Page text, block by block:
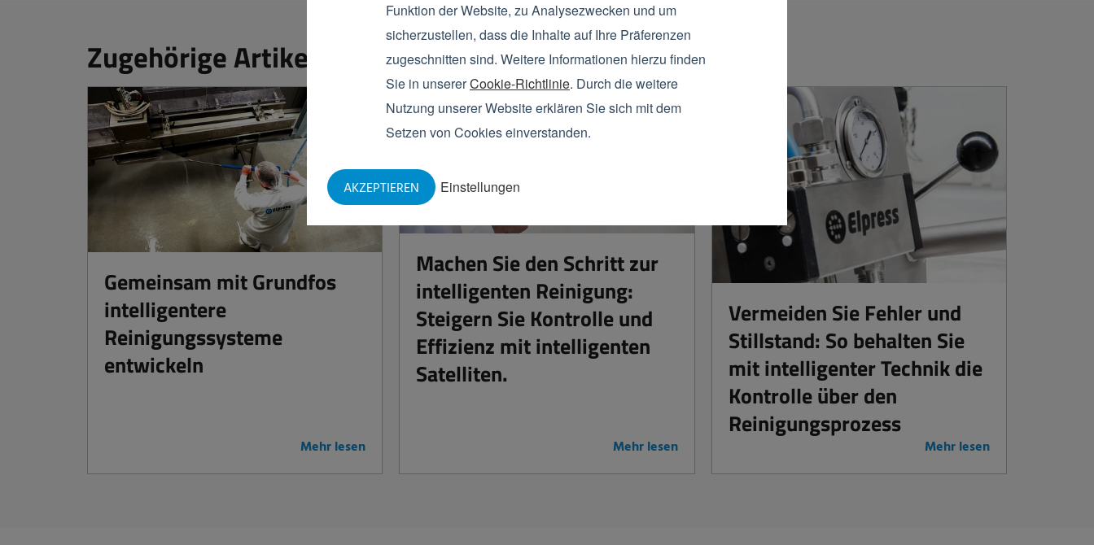
Funktion der Website, zu Analysezwecken und um
sicherzustellen, dass die Inhalte auf Ihre Präferenzen
zugeschnitten sind. Weitere Informationen hierzu finden
Sie in unsererCookie-Richtlinie. Durch die weitere
Nutzung unserer Website erklären Sie sich mit dem
Setzen von Cookies einverstanden.
Einstellungen
AKZEPTIEREN
Zugehörige Artikel
Gemeinsam mit Grundfos
intelligentere
Reinigungssysteme
entwickeln
Mehr lesen
Machen Sie den Schritt zur
intelligenten Reinigung:
Steigern Sie Kontrolle und
Effizienz mit intelligenten
Satelliten.
Mehr lesen
Vermeiden Sie Fehler und
Stillstand: So behalten Sie
mit intelligenter Technik die
Kontrolle über den
Reinigungsprozess
Mehr lesen